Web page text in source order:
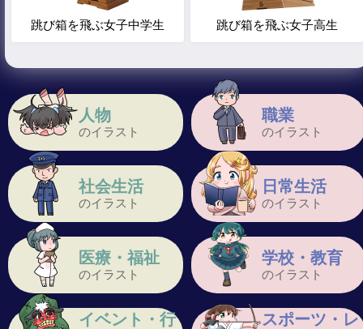
人物
のイラスト
職業
のイラスト
社会生活
のイラスト
日常生活
のイラスト
医療・福祉
のイラスト
学校・教育
のイラスト
イベント・行
スポーツ・レ
跳び箱を飛ぶ女子中学生 跳び箱を飛ぶ女子高生